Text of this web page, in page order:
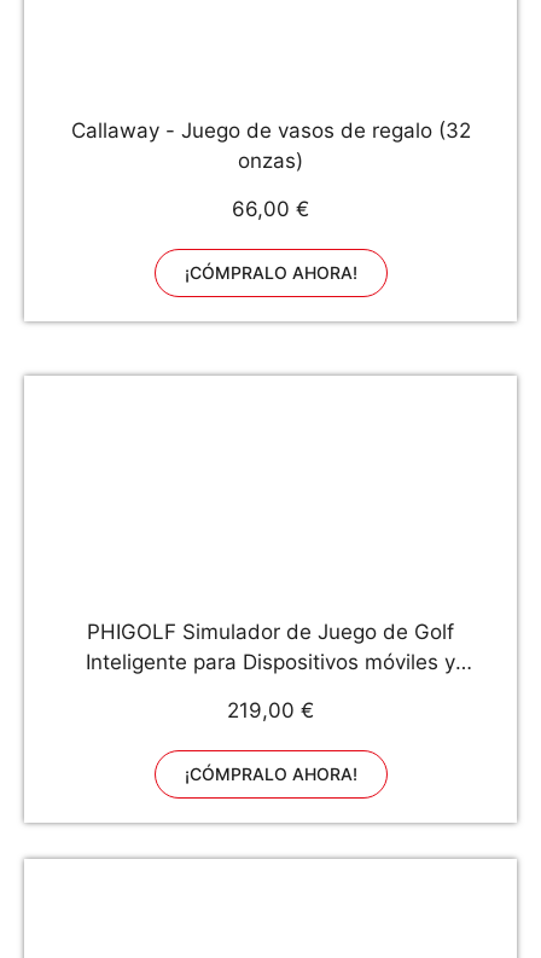
Callaway - Juego de vasos de regalo (32
onzas)
66,00 €
¡CÓMPRALO AHORA!
PHIGOLF Simulador de Juego de Golf
Inteligente para Dispositivos móviles y
WGT
219,00 €
¡CÓMPRALO AHORA!